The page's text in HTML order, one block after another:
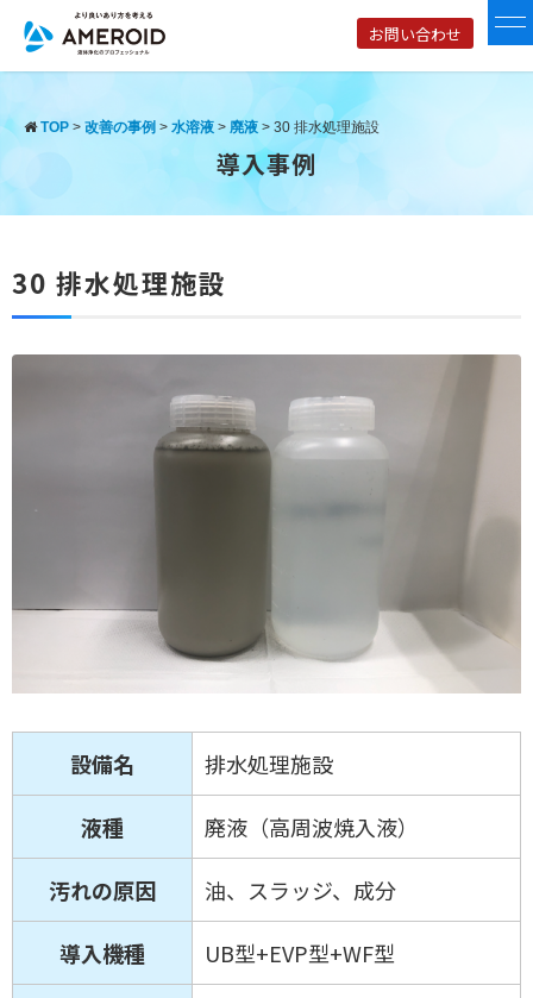
お問い合わせ
TOP > 改善の事例 > 水溶液 > 廃液 > 30 排水処理施設
導入事例
30 排水処理施設
設備名 排水処理施設
液種 廃液（高周波焼入液）
汚れの原因 油、スラッジ、成分
導入機種 UB型+EVP型+WF型